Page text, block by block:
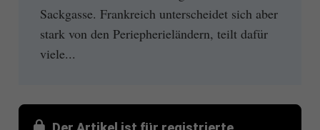
Sackgasse. Frankreich unterscheidet sich aber
stark von den Periepherieländern, teilt dafür
viele...